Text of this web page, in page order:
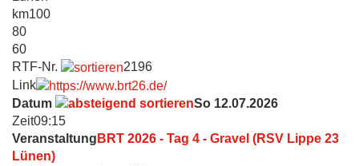
km100
80
60
RTF-Nr.
2196
Link
Datum
So 12.07.2026
Zeit09:15
Veranstaltung BRT 2026 - Tag 4 - Gravel (RSV Lippe 23
Lünen)